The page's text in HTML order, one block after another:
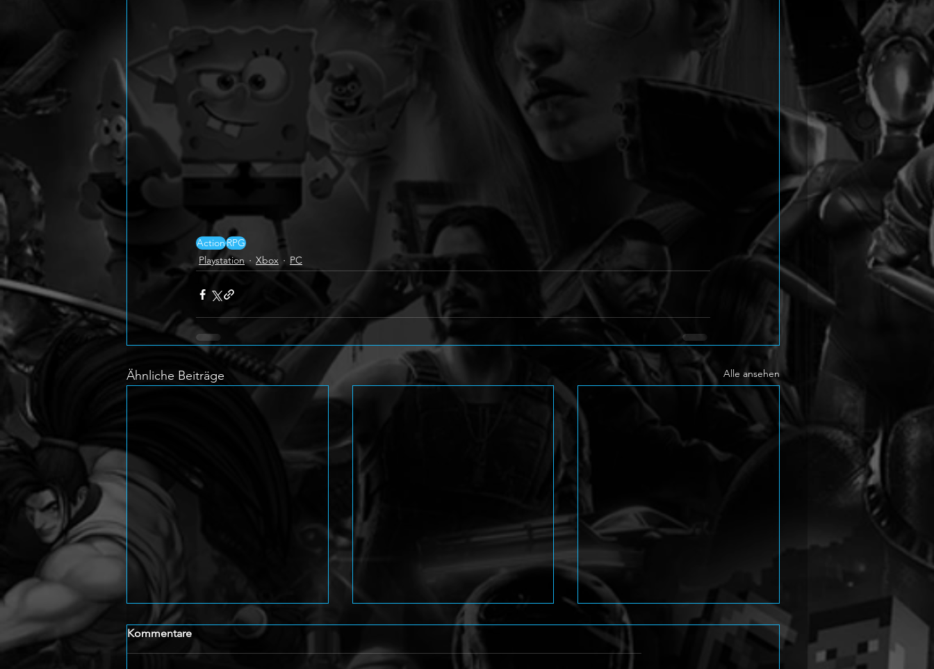
ActionRPG
Playstation
Xbox PC
Ähnliche Beiträge Alle ansehen
Kommentare